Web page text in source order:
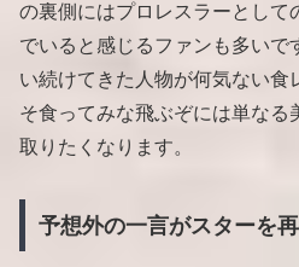
の裏側にはプロレスラーとして
でいると感じるファンも多いで
い続けてきた人物が何気ない食
そ食ってみな飛ぶぞには単なる
取りたくなります。
予想外の一言がスターを